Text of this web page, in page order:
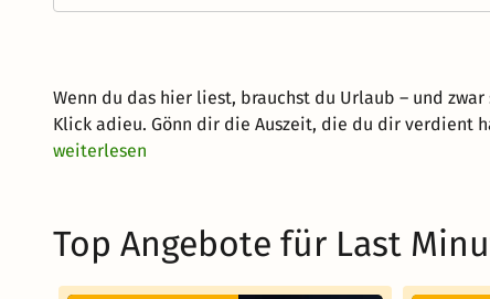
Wenn du das hier liest, brauchst du Urlaub – und
Klick adieu. Gönn dir die Auszeit, die du dir verdient
weiterlesen
Top Angebote für Last